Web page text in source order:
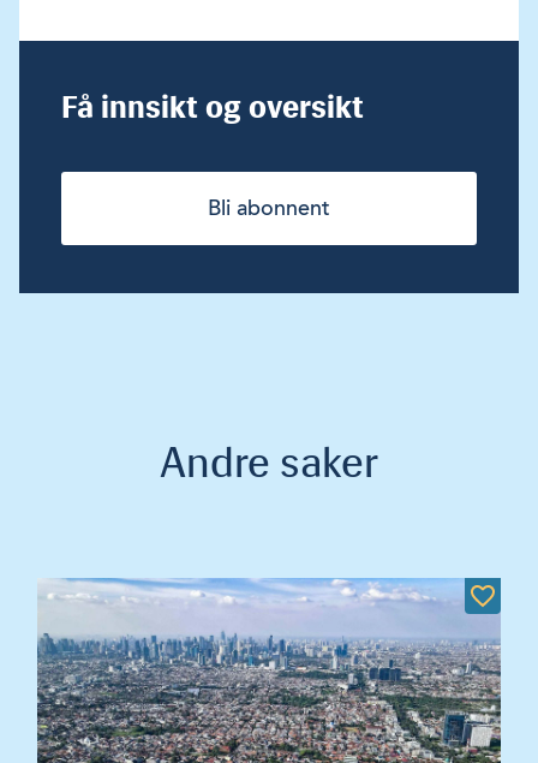
Få innsikt og oversikt
Bli abonnent
Andre saker